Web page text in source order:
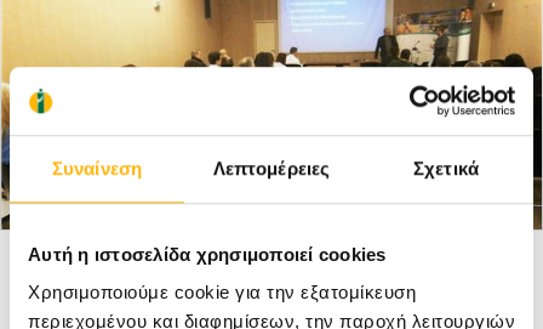
Συναίνεση Λεπτομέρειες Σχετικά
Αυτή η ιστοσελίδα χρησιμοποιεί cookies
Χρησιμοποιούμε cookie για την εξατομίκευση
περιεχομένου και διαφημίσεων, την παροχή λειτουργιών
ΙΑΣΩ ΘΕΣΣΑΛΙΑΣ 28/11/2017
Επιτυχημένη ήταν η ενδιαφέρουσα